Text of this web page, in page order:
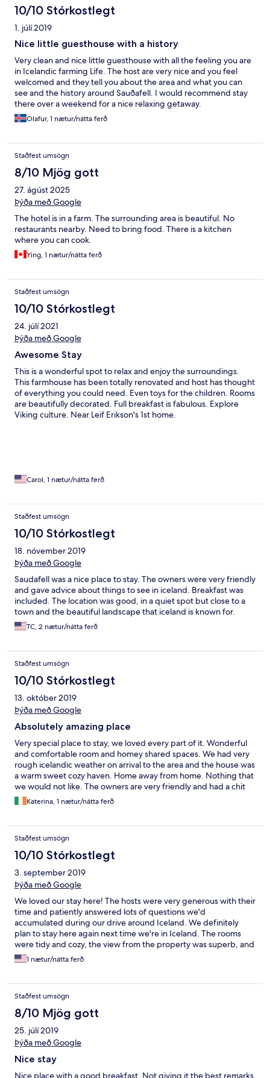
10/10 Stórkostlegt
1. júlí 2019
Nice little guesthouse with a history
Very clean and nice little guesthouse with all the feeling you are
in Icelandic farming Life. The host are very nice and you feel
welcomed and they tell you about the area and what you can
see and the history around Sauðafell. I would recommend stay
there over a weekend for a nice relaxing getaway.
Olafur, 1 nætur/nátta ferð
Staðfest umsögn
8/10 Mjög gott
27. ágúst 2025
Þýða með Google
The hotel is in a farm. The surrounding area is beautiful. No
restaurants nearby. Need to bring food. There is a kitchen
where you can cook.
Ying, 1 nætur/nátta ferð
Staðfest umsögn
10/10 Stórkostlegt
24. júlí 2021
Þýða með Google
Awesome Stay
This is a wonderful spot to relax and enjoy the surroundings.
This farmhouse has been totally renovated and host has thought
of everything you could need. Even toys for the children. Rooms
are beautifully decorated. Full breakfast is fabulous. Explore
Viking culture. Near Leif Erikson's 1st home.
Carol, 1 nætur/nátta ferð
Staðfest umsögn
10/10 Stórkostlegt
18. nóvember 2019
Þýða með Google
Saudafell was a nice place to stay. The owners were very friendly
and gave advice about things to see in iceland. Breakfast was
included. The location was good, in a quiet spot but close to a
town and the beautiful landscape that iceland is known for.
TC, 2 nætur/nátta ferð
Staðfest umsögn
10/10 Stórkostlegt
13. október 2019
Þýða með Google
Absolutely amazing place
Very special place to stay, we loved every part of it. Wonderful
and comfortable room and homey shared spaces. We had very
rough icelandic weather on arrival to the area and the house was
a warm sweet cozy haven. Home away from home. Nothing that
we would not like. The owners are very friendly and had a chit
chat with us in the morning during delicious breakfast and gave
us some great information. Thank you for this wonderful
Katerina, 1 nætur/nátta ferð
Staðfest umsögn
10/10 Stórkostlegt
3. september 2019
Þýða með Google
We loved our stay here! The hosts were very generous with their
time and patiently answered lots of questions we'd
accumulated during our drive around Iceland. We definitely
plan to stay here again next time we're in Iceland. The rooms
were tidy and cozy, the view from the property was superb, and
the sheep and horses on the farm were adorable! The nearest
town isn't far away and has several restaurants and a grocery
1 nætur/nátta ferð
Staðfest umsögn
8/10 Mjög gott
25. júlí 2019
Þýða með Google
Nice stay
Nice place with a good breakfast. Not giving it the best remarks